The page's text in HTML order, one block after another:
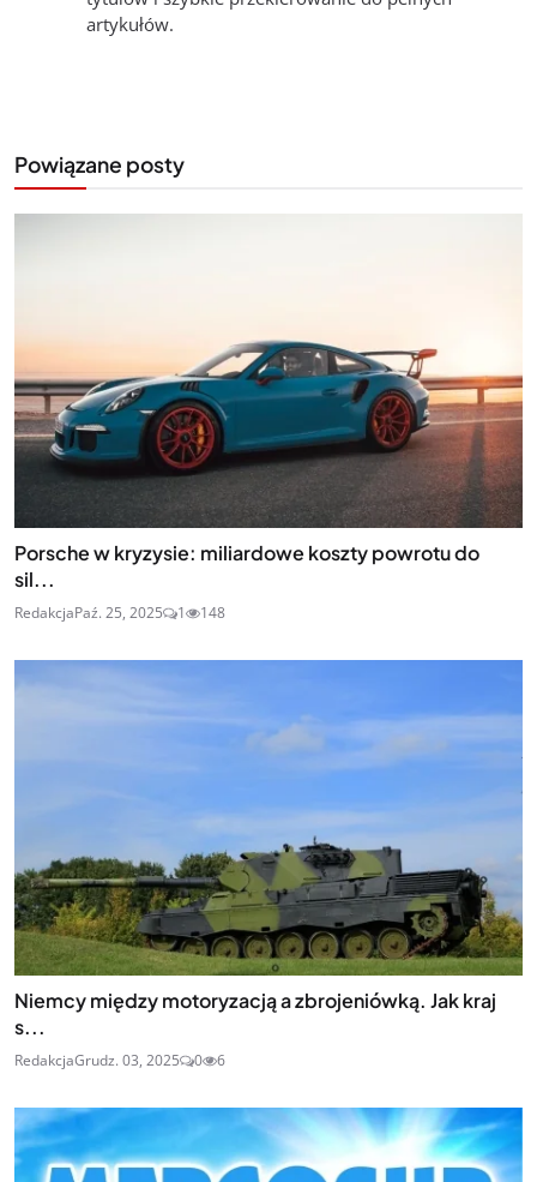
artykułów.
Powiązane posty
Porsche w kryzysie: miliardowe koszty powrotu do
sil...
RedakcjaPaź. 25, 2025 1 148
Niemcy między motoryzacją a zbrojeniówką. Jak kraj
s...
RedakcjaGrudz. 03, 2025 0 6